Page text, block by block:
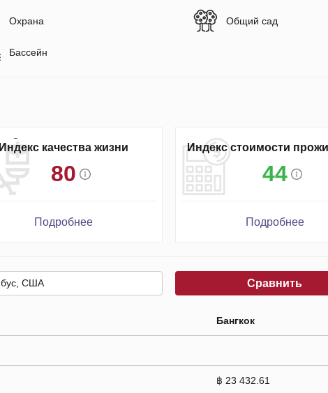
Охрана Общий сад
Бассейн
Индекс качества жизни
80
Подробнее
Индекс стоимости
44
Подробнее
Сравнить
Бангкок
฿ 23 432.61